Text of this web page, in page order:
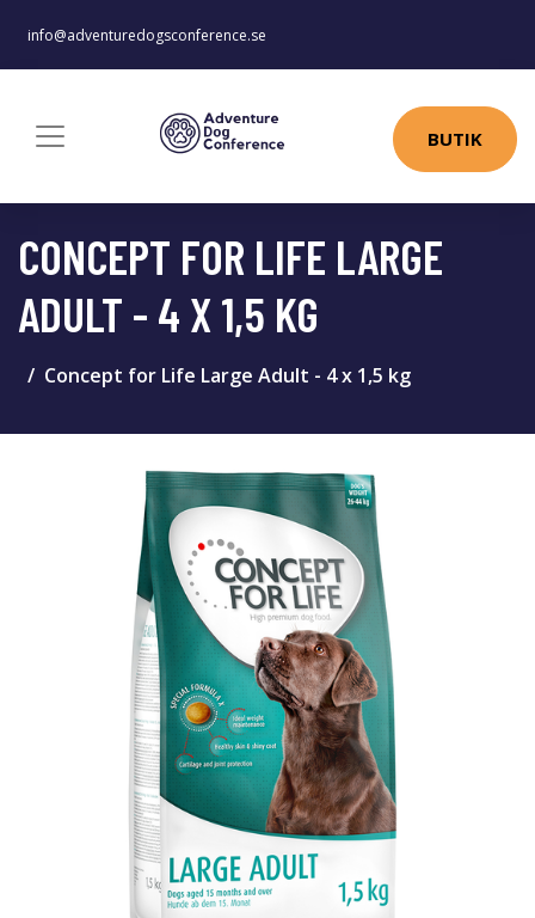
info@adventuredogsconference.se
BUTIK
CONCEPT FOR LIFE LARGE
ADULT - 4 X 1,5 KG
Concept for Life Large Adult - 4 x 1,5 kg